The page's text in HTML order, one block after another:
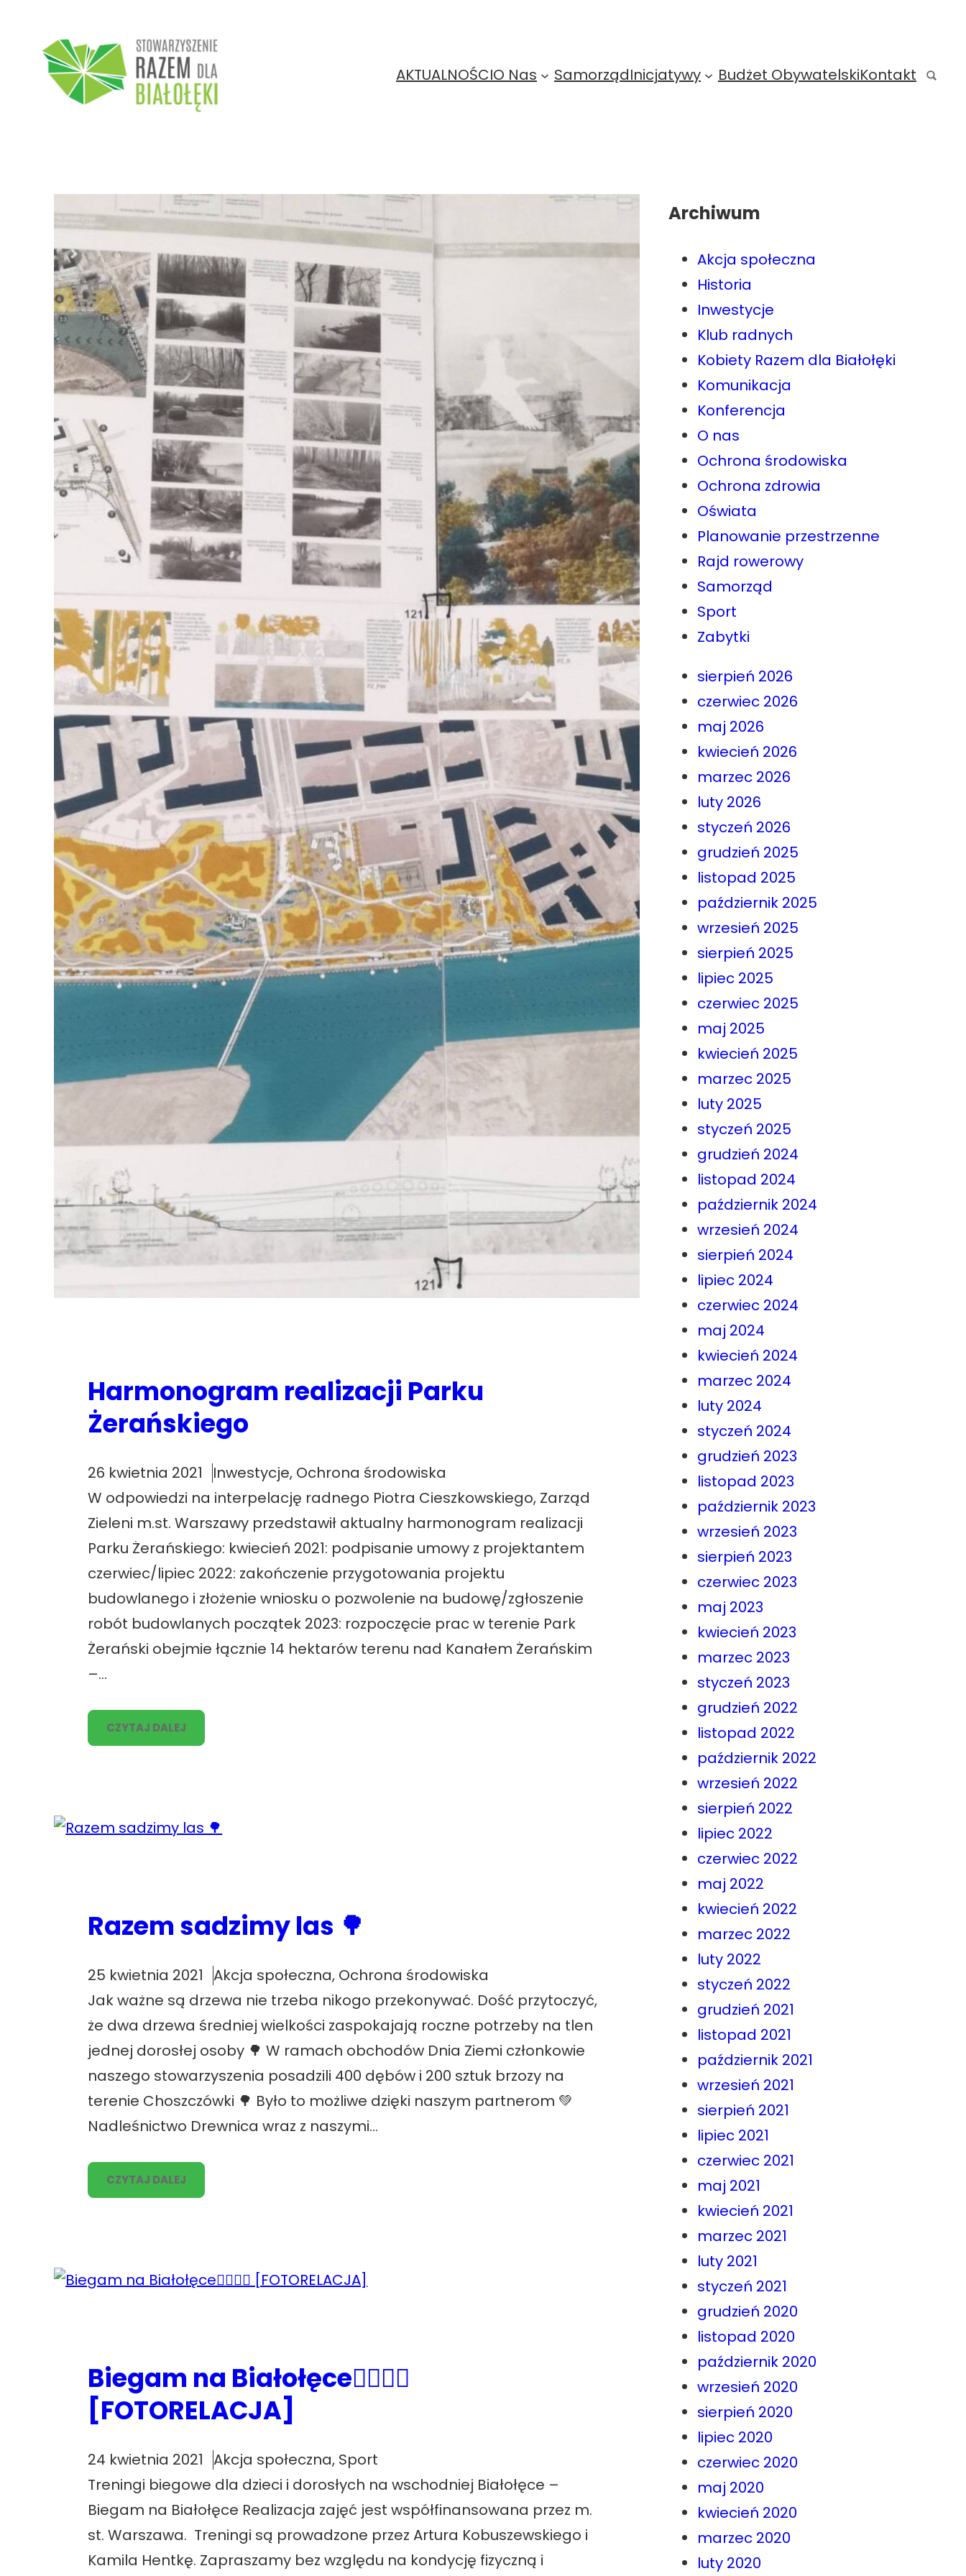
AKTUALNOŚCIO Nas SamorządInicjatywy Budżet ObywatelskiKontakt
Harmonogram realizacji Parku
Żerańskiego
26 kwietnia 2021 Inwestycje, Ochrona środowiska
W odpowiedzi na interpelację radnego Piotra Cieszkowskiego, Zarząd
Zieleni m.st. Warszawy przedstawił aktualny harmonogram realizacji
Parku Żerańskiego: kwiecień 2021: podpisanie umowy z projektantem
czerwiec/lipiec 2022: zakończenie przygotowania projektu
budowlanego i złożenie wniosku o pozwolenie na budowę/zgłoszenie
robót budowlanych początek 2023: rozpoczęcie prac w terenie Park
Żerański obejmie łącznie 14 hektarów terenu nad Kanałem Żerańskim
–…
CZYTAJ DALEJ
Razem sadzimy las 🌳
25 kwietnia 2021 Akcja społeczna, Ochrona środowiska
Jak ważne są drzewa nie trzeba nikogo przekonywać. Dość przytoczyć,
że dwa drzewa średniej wielkości zaspokajają roczne potrzeby na tlen
jednej dorosłej osoby 🌳 W ramach obchodów Dnia Ziemi członkowie
naszego stowarzyszenia posadzili 400 dębów i 200 sztuk brzozy na
terenie Choszczówki 🌳 Było to możliwe dzięki naszym partnerom 💚
Nadleśnictwo Drewnica wraz z naszymi…
CZYTAJ DALEJ
Biegam na Białołęce🏃‍♀️🏃‍♂️
[FOTORELACJA]
24 kwietnia 2021 Akcja społeczna, Sport
Treningi biegowe dla dzieci i dorosłych na wschodniej Białołęce –
Biegam na Białołęce Realizacja zajęć jest współfinansowana przez m.
st. Warszawa. Treningi są prowadzone przez Artura Kobuszewskiego i
Kamila Hentkę. Zapraszamy bez względu na kondycję fizyczną i
Archiwum
Akcja społeczna
Historia
Inwestycje
Klub radnych
Kobiety Razem dla Białołęki
Komunikacja
Konferencja
O nas
Ochrona środowiska
Ochrona zdrowia
Oświata
Planowanie przestrzenne
Rajd rowerowy
Samorząd
Sport
Zabytki
sierpień 2026
czerwiec 2026
maj 2026
kwiecień 2026
marzec 2026
luty 2026
styczeń 2026
grudzień 2025
listopad 2025
październik 2025
wrzesień 2025
sierpień 2025
lipiec 2025
czerwiec 2025
maj 2025
kwiecień 2025
marzec 2025
luty 2025
styczeń 2025
grudzień 2024
listopad 2024
październik 2024
wrzesień 2024
sierpień 2024
lipiec 2024
czerwiec 2024
maj 2024
kwiecień 2024
marzec 2024
luty 2024
styczeń 2024
grudzień 2023
listopad 2023
październik 2023
wrzesień 2023
sierpień 2023
czerwiec 2023
maj 2023
kwiecień 2023
marzec 2023
styczeń 2023
grudzień 2022
listopad 2022
październik 2022
wrzesień 2022
sierpień 2022
lipiec 2022
czerwiec 2022
maj 2022
kwiecień 2022
marzec 2022
luty 2022
styczeń 2022
grudzień 2021
listopad 2021
październik 2021
wrzesień 2021
sierpień 2021
lipiec 2021
czerwiec 2021
maj 2021
kwiecień 2021
marzec 2021
luty 2021
styczeń 2021
grudzień 2020
listopad 2020
październik 2020
wrzesień 2020
sierpień 2020
lipiec 2020
czerwiec 2020
maj 2020
kwiecień 2020
marzec 2020
luty 2020